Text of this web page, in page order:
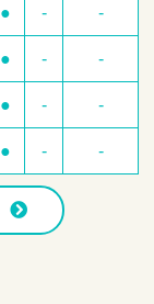
● - -
● - -
● - -
● - -